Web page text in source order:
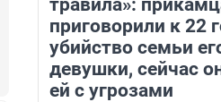
травила»:
приговорили к 22
убийство семьи
девушки, сейчас
ей с угрозами